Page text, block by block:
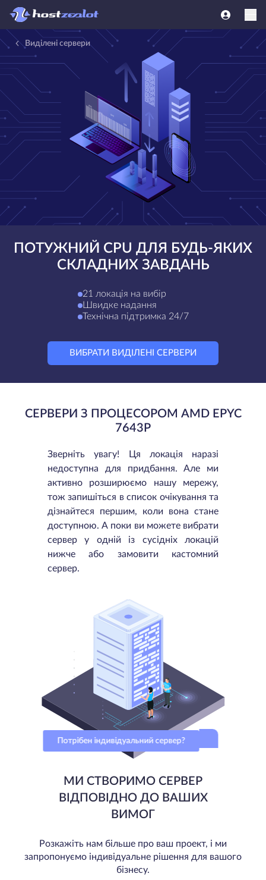
Виділені сервери
ПОТУЖНИЙ CPU ДЛЯ БУДЬ-ЯКИХ
СКЛАДНИХ ЗАВДАНЬ
21 локація на вибір
Швидке надання
Технічна підтримка 24/7
ВИБРАТИ ВИДІЛЕНІ СЕРВЕРИ
СЕРВЕРИ З ПРОЦЕСОРОМ AMD EPYC
7643P
Зверніть увагу! Ця локація наразі
недоступна для придбання. Але ми
активно розширюємо нашу мережу,
тож запишіться в список очікування та
дізнайтеся першим, коли вона стане
доступною. А поки ви можете вибрати
сервер у одній із сусідніх локацій
нижче або замовити кастомний
сервер.
Потрібен індивідуальний сервер?
МИ СТВОРИМО СЕРВЕР
ВІДПОВІДНО ДО ВАШИХ
ВИМОГ
Розкажіть нам більше про ваш проект, і ми
запропонуємо індивідуальне рішення для вашого
бізнесу.